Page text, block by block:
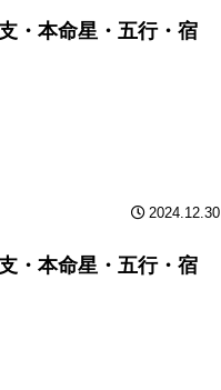
・本命星・五行・宿
2024.12.30
・本命星・五行・宿